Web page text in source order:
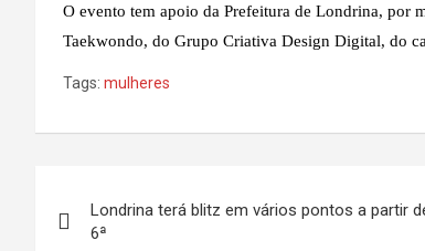
O evento tem apoio da Prefeitura de Londrina, por
Taekwondo, do Grupo Criativa Design Digital, do
Tags: mulheres
de
Londrina terá blitz em vários pontos a partir
6ª